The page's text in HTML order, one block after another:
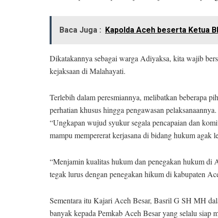
Baca Juga : Kapolda Aceh beserta Ketua
Dikatakannya sebagai warga Adiyaksa, kita wajib
kejaksaan di Malahayati.
Terlebih dalam peresmiannya, melibatkan beberapa
perhatian khusus hingga pengawasan pelaksanaannya.
“Ungkapan wujud syukur segala pencapaian dan
mampu mempererat kerjasana di bidang hukum agak
“Menjamin kualitas hukum dan penegakan hukum di
tegak lurus dengan penegakan hikum di kabupaten
Sementara itu Kajari Aceh Besar, Basril G SH MH
banyak kepada Pemkab Aceh Besar yang selalu